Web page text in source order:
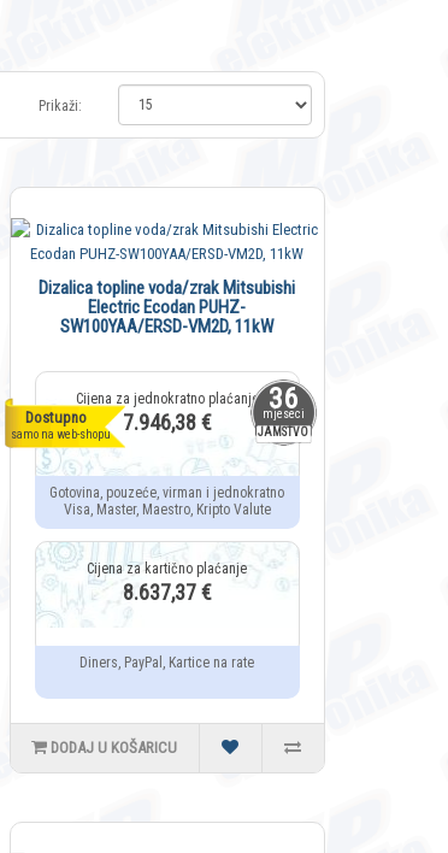
Prikaži:
36
mjeseci
JAMSTVO
Dostupno
samo na web-shopu
Dizalica topline voda/zrak Mitsubishi
Electric Ecodan PUHZ-
SW100YAA/ERSD-VM2D, 11kW
7.946,38 €
Gotovina, pouzeće, virman i jednokratno
Visa, Master, Maestro, Kripto Valute
8.637,37 €
Diners, PayPal, Kartice na rate
DODAJ U KOŠARICU